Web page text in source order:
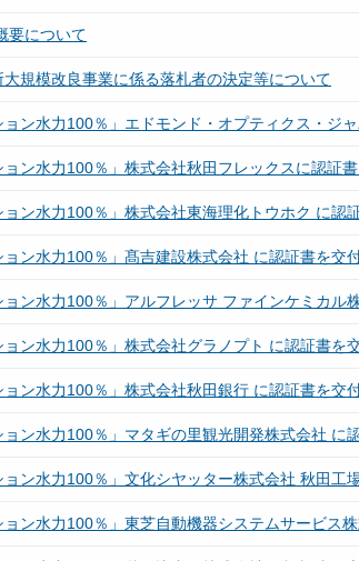
要について
規模改良事業に係る落札者の決定等について
ョン水力100％」エドモンド・オプティクス・ジ
ョン水力100％」株式会社秋田フレックスに認証
ョン水力100％」株式会社東海理化トウホク に認
ョン水力100％」髙吉建設株式会社 に認証書を交
ョン水力100％」アルフレッサ ファインケミカル
ョン水力100％」株式会社グラノプト に認証書を
ョン水力100％」株式会社秋田銀行 に認証書を交
ョン水力100％」マタギの里観光開発株式会社 に
ョン水力100％」文化シヤッター株式会社 秋田工
ョン水力100％」東芝自動機器システムサービス